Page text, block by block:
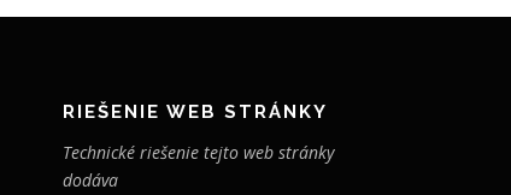
RIEŠENIE WEB STRÁNKY
Technické riešenie tejto web stránky
dodáva